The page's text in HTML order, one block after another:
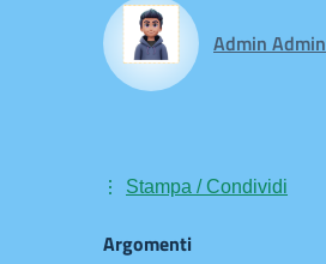
Admin Admin
Stampa / Condividi
Argomenti